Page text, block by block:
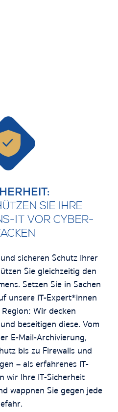
SIE IHRE
IT VOR CYBER-
sicheren Schutz Ihrer
Sie gleichzeitig den
Setzen Sie in Sachen
unsere IT-Expert*innen
Wir decken
beseitigen diese. Vom
E-Mail-Archivierung,
bis zu Firewalls und
– als erfahrenes IT-
wir Ihre IT-Sicherheit
wappnen Sie gegen jede